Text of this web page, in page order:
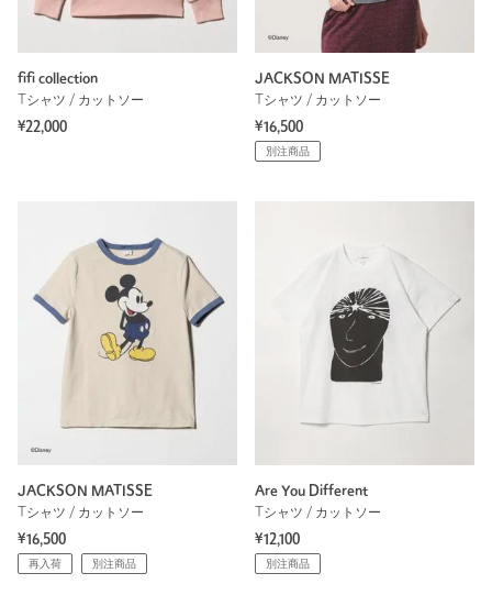
fifi collection
Tシャツ / カットソー
¥22,000
JACKSON MATISSE
Tシャツ / カットソー
¥16,500
別注商品
JACKSON MATISSE
Tシャツ / カットソー
¥16,500
再入荷 別注商品
Are You Different
Tシャツ / カットソー
¥12,100
別注商品